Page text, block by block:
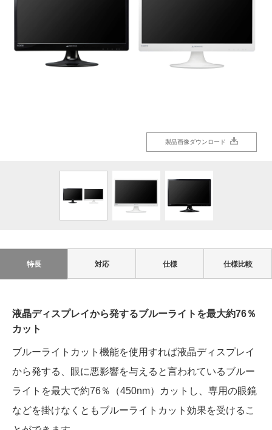
製品画像ダウンロード
製品画像ダウンロード
製品画像ダウンロード
特長 対応 仕様 仕様比較
液晶ディスプレイから発するブルーライトを最大約76％
カット
ブルーライトカット機能を使用すれば液晶ディスプレイ
から発する、眼に悪影響を与えると言われているブルー
ライトを最大で約76％（450nm）カットし、専用の眼鏡
などを掛けなくともブルーライトカット効果を受けるこ